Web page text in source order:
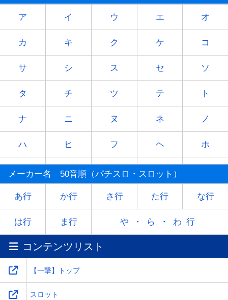
ア イ ウ エ オ
カ キ ク ケ コ
サ シ ス セ ソ
タ チ ツ テ ト
ナ ニ ヌ ネ ノ
ハ ヒ フ ヘ ホ
マ ミ ム メ
ヤ - ユ - ヨ
ラ リ レ
ワ -
メーカー名 50音順（パチスロ・スロット）
あ行 か行 さ行 た行 な行
は行 ま行 や・ら・わ行
コンテンツリスト
【一撃】トップ
スロット